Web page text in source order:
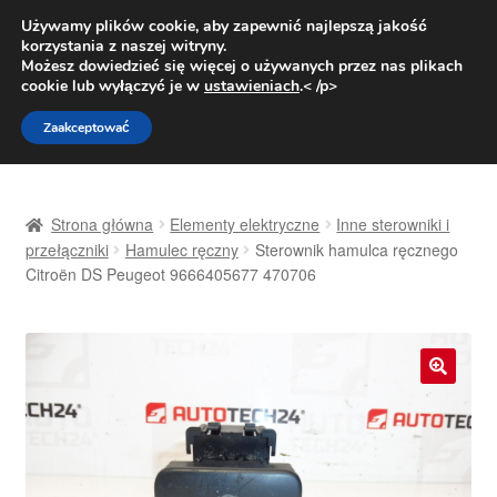
DOSTAWA od 31 zł
Pn.-pt. 9:00-16:00800 003 167
Przejdź
do
nawigacji
Przejdź
do
treści
Dostawa
Moje konto
Strona główna Elementy elektryczne
Inne sterowniki i
przełączniki
Hamulec ręczny
Sterownik hamulca ręcznego
Citroën DS Peugeot 9666405677 470706
Używamy plików cookie, aby zapewnić najlepszą jakość
korzystania z naszej witryny.
Możesz dowiedzieć się więcej o używanych przez nas plikach
cookie lub wyłączyć je w ustawieniach.< /p>
Zaakceptować